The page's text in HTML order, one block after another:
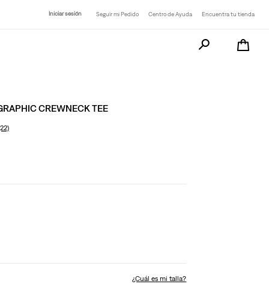
Iniciar sesión Seguir mi Pedido Centro de Ayuda Encuentra tu tienda
Busca tu producto
CREWNECK TEE
¿Cuál es mi talla?